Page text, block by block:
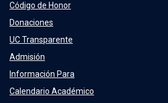
Código de Honor
Donaciones
UC Transparente
Admisión
Información Para
Calendario Académico